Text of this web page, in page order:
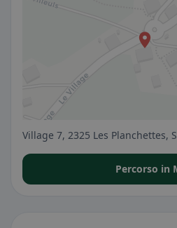
Village 7, 2325 Les Planchettes,
Percorso in